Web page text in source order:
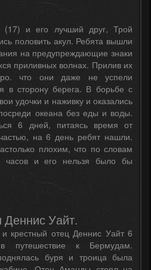
и его лучший друг, Трой
половить акул. Ребята вышли
на предупреждающие знаки
приливных волнах. Прилив их
что они даже не успели
в сторону берега. В борьбе с
удочки и наживку и оказались
океана без еды и воды.
6 дней, питаясь время от
на 6 день ребят нашли.
плохим, что по словам
часов и его нельзя было бы
Уайт.
крестный отец Деннис Уайт 6
путешествие к Бермудам.
буря и троица была